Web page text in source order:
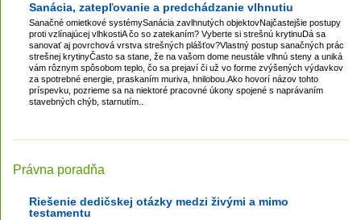
Sanácia, zatepľovanie a predchádzanie vlhnutiu
Sanačné omietkové systémySanácia zavlhnutých objektovNajčastejšie postupy
proti vzlínajúcej vlhkostiA čo so zatekaním? Vyberte si strešnú krytinuDá sa
sanovať aj povrchová vrstva strešných plášťov?Vlastný postup sanačných prác
strešnej krytinyČasto sa stane, že na vašom dome neustále vlhnú steny a uniká
vám rôznym spôsobom teplo, čo sa prejaví či už vo forme zvýšených výdavkov
za spotrebné energie, praskaním muriva, hnilobou.Ako hovorí názov tohto
príspevku, pozrieme sa na niektoré pracovné úkony spojené s naprávaním
stavebných chýb, starnutím..
Právna poradňa
Riešenie dedičskej otázky medzi živými a mimo
testamentu